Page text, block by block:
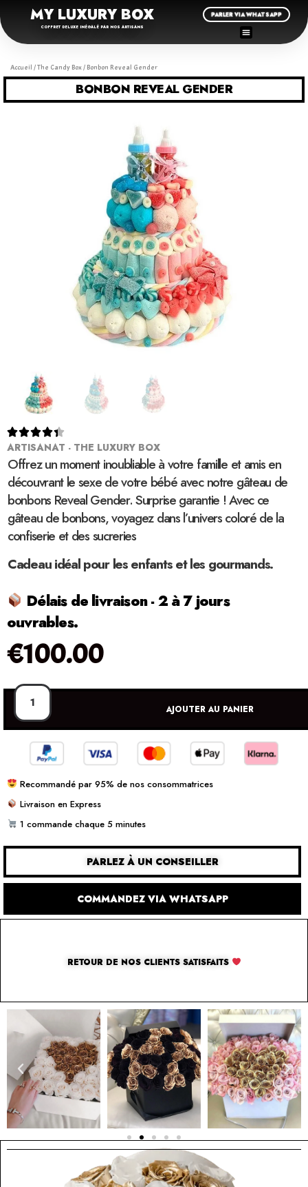
MY LUXURY BOX
COFFRET DELUXE INÉGALÉ PAR NOS ARTISANS
PARLER VIA WHATSAPP
Accueil /The Candy Box/ Bonbon Reveal Gender
BONBON REVEAL GENDER

ARTISANAT - THE LUXURY BOX
Offrez un moment inoubliable à votre famille et amis en
découvrant le sexe de votre bébé avec notre gâteau de
bonbons Reveal Gender. Surprise garantie ! Avec ce
gâteau de bonbons, voyagez dans l’univers coloré de la
confiserie et des sucreries
Cadeau idéal pour les enfants et les gourmands.
Délais de livraison - 2 à 7 jours
ouvrables.
€100.00
AJOUTER AU PANIER
Recommandé par 95% de nos consommatrices
Livraison en Express
1 commande chaque 5 minutes
PARLEZ À UN CONSEILLER
COMMANDEZ VIA WHATSAPP
RETOUR DE NOS CLIENTS SATISFAITS